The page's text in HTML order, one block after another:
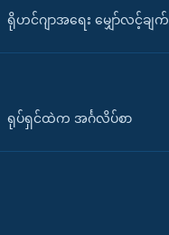
ရိုဟင်ဂျာအရေး မျှော်လင့်ချက်
ရုပ်ရှင်ထဲက အင်္ဂလိပ်စာ